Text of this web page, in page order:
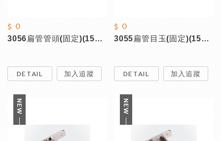
$ 0
3056扁管管頭(固定)(15mm)
DETAIL 加入追蹤
$ 0
3055扁管目玉(固定)(15mm、18mm)
DETAIL 加入追蹤